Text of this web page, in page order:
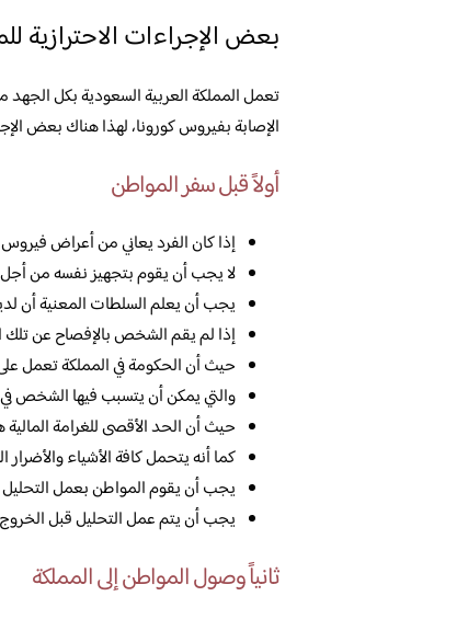
بعض الإجراءات الاحترازية
تعمل المملكة العربية السعودية بكل
الإصابة بفيروس كورونا، لهذا هناك بعض
أولاً قبل سفر المواطن
إذا كان الفرد يعاني من أعراض
لا يجب أن يقوم بتجهيز نفسه من
يجب أن يعلم السلطات المعنية أن
إذا لم يقم الشخص بالإفصاح عن تلك
حيث أن الحكومة في المملكة تعمل
والتي يمكن أن يتسبب فيها الشخص
حيث أن الحد الأقصى للغرامة المالية هي 500 ألف ريال سعودي فقط
كما أنه يتحمل كافة الأشياء
يجب أن يقوم المواطن بعمل
يجب أن يتم عمل التحليل قبل الخروج
ثانياً وصول المواطن إلى المملكة